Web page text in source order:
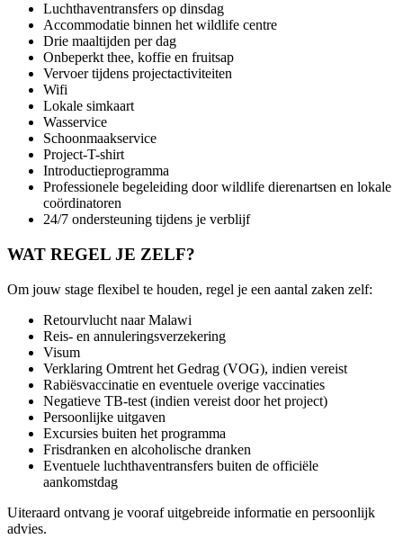
Luchthaventransfers op dinsdag
Accommodatie binnen het wildlife centre
Drie maaltijden per dag
Onbeperkt thee, koffie en fruitsap
Vervoer tijdens projectactiviteiten
Wifi
Lokale simkaart
Wasservice
Schoonmaakservice
Project-T-shirt
Introductieprogramma
Professionele begeleiding door wildlife dierenartsen en lokale
coördinatoren
24/7 ondersteuning tijdens je verblijf
WAT REGEL JE ZELF?
Om jouw stage flexibel te houden, regel je een aantal zaken zelf:
Retourvlucht naar Malawi
Reis- en annuleringsverzekering
Visum
Verklaring Omtrent het Gedrag (VOG), indien vereist
Rabiësvaccinatie en eventuele overige vaccinaties
Negatieve TB-test (indien vereist door het project)
Persoonlijke uitgaven
Excursies buiten het programma
Frisdranken en alcoholische dranken
Eventuele luchthaventransfers buiten de officiële
aankomstdag
Uiteraard ontvang je vooraf uitgebreide informatie en persoonlijk
advies.